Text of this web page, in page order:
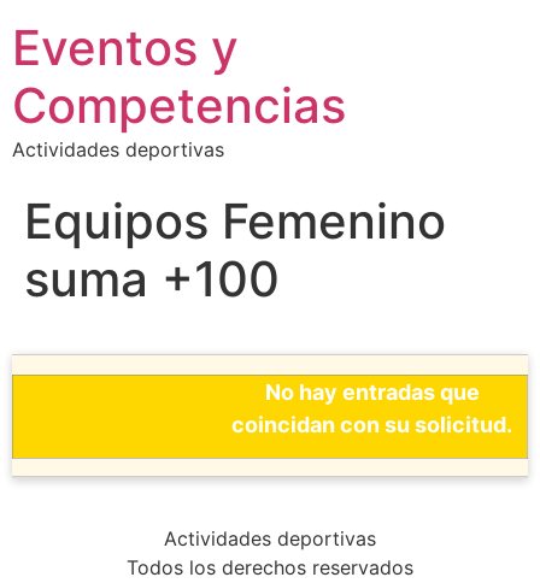
Eventos y
Competencias
Actividades deportivas
Equipos Femenino
suma +100
No hay entradas que
coincidan con su solicitud.
Actividades deportivas
Todos los derechos reservados